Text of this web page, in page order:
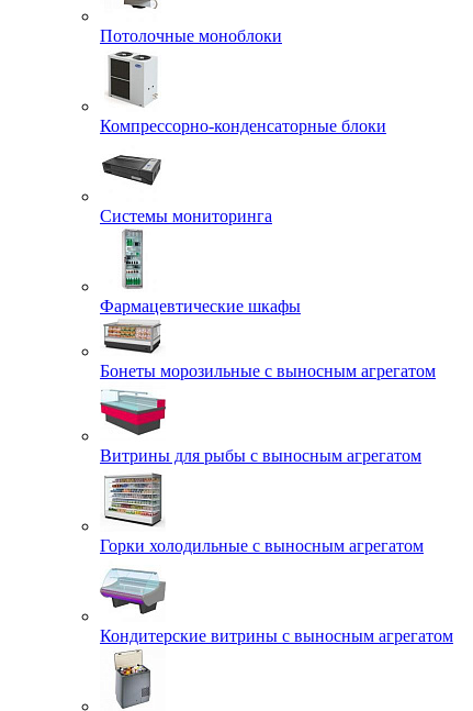
Потолочные моноблоки
Компрессорно-конденсаторные блоки
Системы мониторинга
Фармацевтические шкафы
Бонеты морозильные с выносным агрегатом
Витрины для рыбы с выносным агрегатом
Горки холодильные с выносным агрегатом
Кондитерские витрины с выносным агрегатом